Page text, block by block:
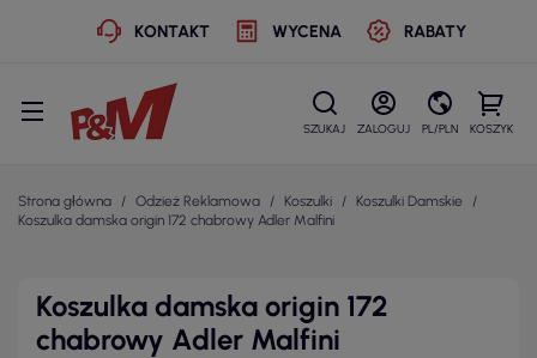
KONTAKT WYCENA RABATY
SZUKAJ ZALOGUJ PL/PLN KOSZYK
Strona główna Odzież Reklamowa Koszulki
Koszulki Damskie
Koszulka damska origin 172 chabrowy Adler Malfini
Koszulka damska origin 172
chabrowy Adler Malfini